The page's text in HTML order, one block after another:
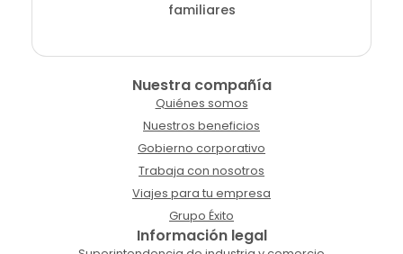
familiares
Nuestra compañía
Quiénes somos
Nuestros beneficios
Gobierno corporativo
Trabaja con nosotros
Viajes para tu empresa
Grupo Éxito
Información legal